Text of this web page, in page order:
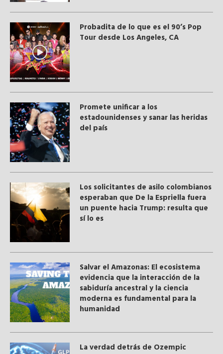
Probadita de lo que es el 90’s Pop
Tour desde Los Angeles, CA
Promete unificar a los
estadounidenses y sanar las heridas
del país
Los solicitantes de asilo colombianos
esperaban que De la Espriella fuera
un puente hacia Trump: resulta que
sí lo es
Salvar el Amazonas: El ecosistema
evidencia que la interacción de la
sabiduría ancestral y ​la ciencia
moderna​ es fundamental para la
humanidad
La verdad detrás de Ozempic